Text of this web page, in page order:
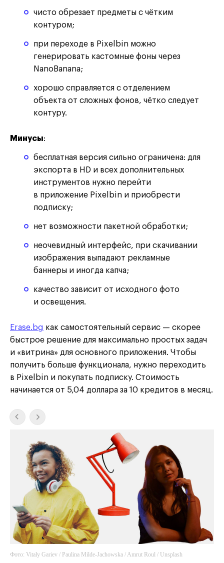
чисто обрезает предметы с чётким
контуром;
при переходе в Pixelbin можно
генерировать кастомные фоны через
NanoBanana;
хорошо справляется с отделением
объекта от сложных фонов, чётко следует
контуру.
Минусы:
бесплатная версия сильно ограничена: для
экспорта в HD и всех дополнительных
инструментов нужно перейти
в приложение Pixelbin и приобрести
подписку;
нет возможности пакетной обработки;
неочевидный интерфейс, при скачивании
изображения выпадают рекламные
баннеры и иногда капча;
качество зависит от исходного фото
и освещения.
Erase.bg как самостоятельный сервис — скорее
быстрое решение для максимально простых задач
и «витрина» для основного приложения. Чтобы
получить больше функционала, нужно переходить
в Pixelbin и покупать подписку. Стоимость
начинается от 5,04 доллара за 10 кредитов в месяц.
Фото: Vitaly Gariev / Paulina Milde-Jachowska / Amrut Roul / Unsplash